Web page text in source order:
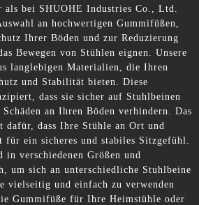
als bei SHUOHE Industries Co., Ltd.
an hochwertigen Gummifüßen,
Ihrer Böden und zur Reduzierung
Bewegen von Stühlen eignen. Unsere
langlebigen Materialien, die Ihren
und Stabilität bieten. Diese
dass sie sicher auf Stuhlbeinen
an Ihren Böden verhindern. Das
dafür, dass Ihre Stühle an Ort und
für ein sicheres und stabiles Sitzgefühl.
in verschiedenen Größen und
um sich an unterschiedliche Stuhlbeine
vielseitig und einfach zu verwenden
Gummifüße für Ihre Heimstühle oder